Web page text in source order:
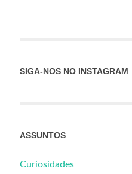
SIGA-NOS NO INSTAGRAM
ASSUNTOS
Curiosidades